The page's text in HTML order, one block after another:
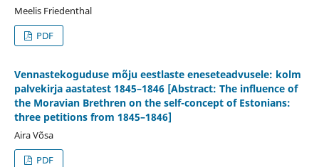
Meelis Friedenthal
PDF
Vennastekoguduse mõju eestlaste eneseteadvusele: kolm
palvekirja aastatest 1845–1846 [Abstract: The influence of
the Moravian Brethren on the self-concept of Estonians:
three petitions from 1845–1846]
Aira Võsa
PDF